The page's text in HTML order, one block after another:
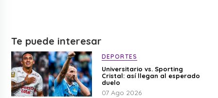
Te puede interesar
DEPORTES
Universitario vs. Sporting
Cristal: así llegan al esperado
duelo
07 Ago 2026